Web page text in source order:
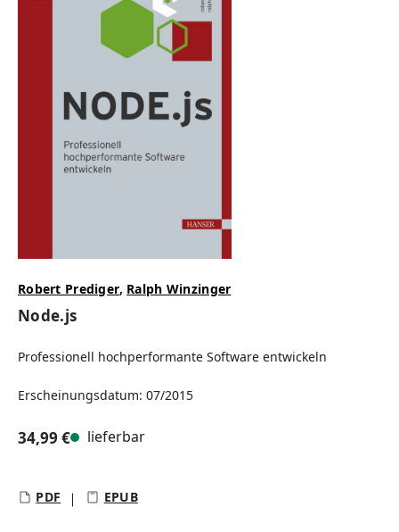
Robert Prediger, Ralph Winzinger
Node.js
Professionell hochperformante Software entwickeln
Erscheinungsdatum: 07/2015
34,99 € lieferbar
PDF EPUB